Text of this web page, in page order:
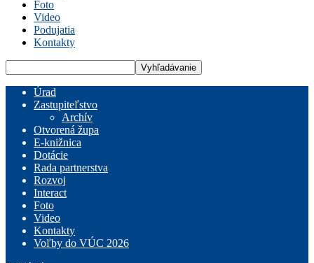
Foto
Video
Podujatia
Kontakty
Úrad
Zastupiteľstvo
Archív
Otvorená župa
E-knižnica
Dotácie
Rada partnerstva
Rozvoj
Interact
Foto
Video
Kontakty
Voľby do VÚC 2026